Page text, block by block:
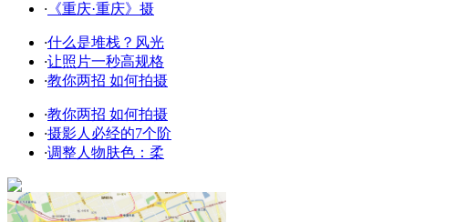
· 《重庆·重庆》摄
·什么是堆栈？风光
·让照片一秒高规格
·教你两招 如何拍摄
·教你两招 如何拍摄
·摄影人必经的7个阶
·调整人物肤色：柔